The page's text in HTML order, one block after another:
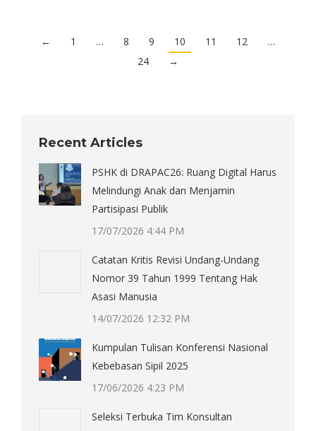
← 1 … 8 9 10 11 12
…
24
→
Recent Articles
PSHK di DRAPAC26: Ruang Digital Harus
Melindungi Anak dan Menjamin
Partisipasi Publik
17/07/2026 4:44 PM
Catatan Kritis Revisi Undang-Undang
Nomor 39 Tahun 1999 Tentang Hak
Asasi Manusia
14/07/2026 12:32 PM
Kumpulan Tulisan Konferensi Nasional
Kebebasan Sipil 2025
17/06/2026 4:23 PM
Seleksi Terbuka Tim Konsultan